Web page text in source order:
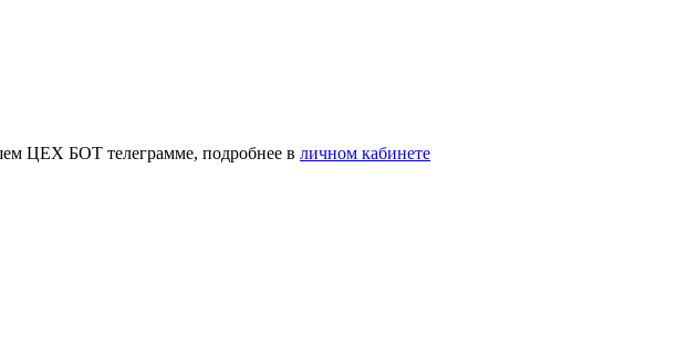
ЦЕХ БОТ телеграмме, подробнее в личном кабинете